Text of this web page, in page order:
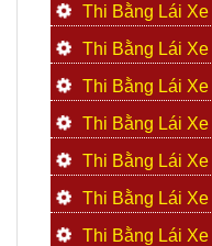
Thi Bằng Lái Xe
Thi Bằng Lái
Thi Bằng Lái
Thi Bằng Lái
Thi Bằng Lái
Thi Bằng Lái Xe
Thi Bằng Lái